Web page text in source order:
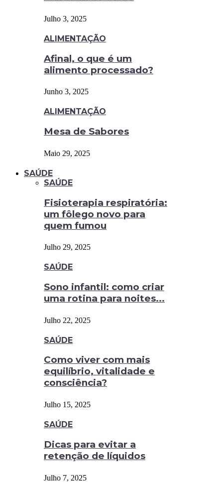
Julho 3, 2025
ALIMENTAÇÃO
Afinal, o que é um
alimento processado?
Junho 3, 2025
ALIMENTAÇÃO
Mesa de Sabores
Maio 29, 2025
SAÚDE
SAÚDE
Fisioterapia respiratória:
um fôlego novo para
quem fumou
Julho 29, 2025
SAÚDE
Sono infantil: como criar
uma rotina para noites...
Julho 22, 2025
SAÚDE
Como viver com mais
equilíbrio, vitalidade e
consciência?
Julho 15, 2025
SAÚDE
Dicas para evitar a
retenção de líquidos
Julho 7, 2025